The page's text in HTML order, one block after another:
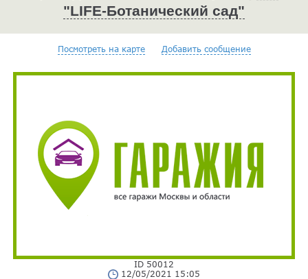
"LIFE-Ботанический сад"
Посмотреть на карте Добавить сообщение
ID 50012
12/05/2021 15:05